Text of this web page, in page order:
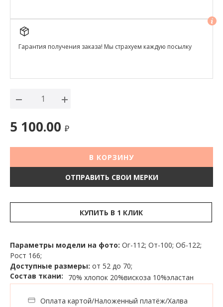
Гарантия получения заказа! Мы страхуем каждую посылку
5 100.00 ₽
В КОРЗИНУ
ОТПРАВИТЬ СВОИ МЕРКИ
КУПИТЬ В 1 КЛИК
Параметры модели на фото: Ог-112; От-100; Об-122;
Рост 166;
Доступные размеры: от 52 до 70;
Состав ткани:
70% хлопок 20%вискоза 10%эластан
Оплата картой/Наложенный платёж/Халва